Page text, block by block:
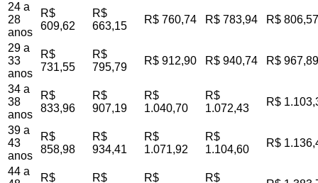
24 a
28
anos
R$
609,62
R$
663,15
R$ 760,74 R$ 783,94 R$ 806,57
29 a
33
anos
R$
731,55
R$
795,79
R$ 912,90 R$ 940,74 R$ 967,89
34 a
38
anos
R$
833,96
R$
907,19
R$
1.040,70
R$
1.072,43
R$
39 a
43
anos
R$
858,98
R$
934,41
R$
1.071,92
R$
1.104,60
R$
44 a
R$ R$ R$ R$